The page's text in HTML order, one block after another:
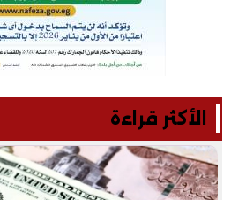
الأكثر قراءة